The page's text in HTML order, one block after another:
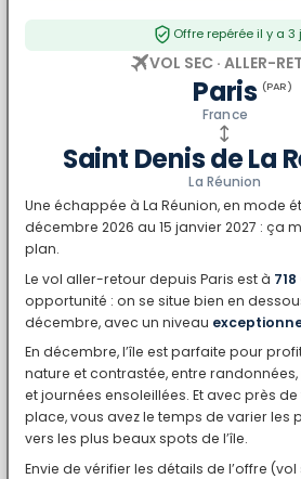
Offre repérée il y a 3
VOL SEC · ALLER-
Paris (PAR)
France
Saint Denis de La
La Réunion
Une échappée à La Réunion, en mode
décembre 2026 au 15 janvier 2027 : ça
plan.
Le vol aller-retour depuis Paris est à
opportunité : on se situe bien en
décembre, avec un niveau
En décembre, l’île est parfaite pour
nature et contrastée, entre
et journées ensoleillées. Et avec près
place, vous avez le temps de varier les
vers les plus beaux spots de l’île.
Envie de vérifier les détails de l’offre